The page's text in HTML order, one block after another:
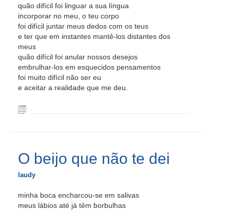
quão difícil foi linguar a sua língua
incorporar no meu, o teu corpo
foi difícil juntar meus dedos com os teus
e ter que em instantes mantê-los distantes dos
meus
quão difícil foi anular nossos desejos
embrulhar-los em esquecidos pensamentos
foi muito difícil não ser eu
e aceitar a realidade que me deu.
O beijo que não te dei
laudy
minha boca encharcou-se em salivas
meus lábios até já têm borbulhas